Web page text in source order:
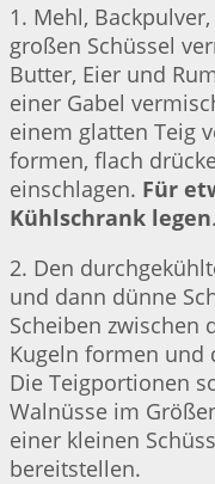
1. Mehl,
großen Schüssel
Butter, Eier und
einer Gabel
einem glatten Teig
formen, flach
einschlagen. Für
Kühlschrank legen.
2. Den
und dann dünne
Scheiben zwischen
Kugeln formen und
Die Teigportionen
Walnüsse im
einer kleinen
bereitstellen.